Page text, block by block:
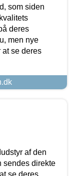
som siden
deres
men nye
at se deres
af den
sendes direkte
se deres